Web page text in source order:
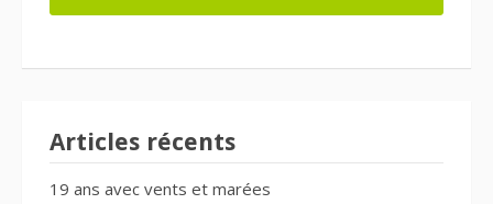
Articles récents
19 ans avec vents et marées